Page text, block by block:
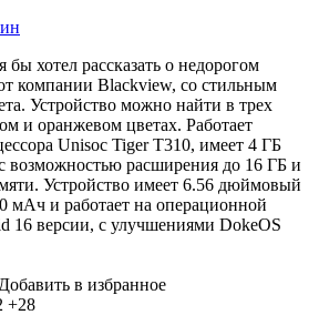
бы хотел рассказать о недорогом
компании Blackview, со стильным
Устройство можно найти в трех
и оранжевом цветах. Работает
Unisoc Tiger T310, имеет 4 ГБ
возможностью расширения до 16 ГБ и
Устройство имеет 6.56 дюймовый
мАч и работает на операционной
16 версии, с улучшениями DokeOS
Добавить в избранное
+28